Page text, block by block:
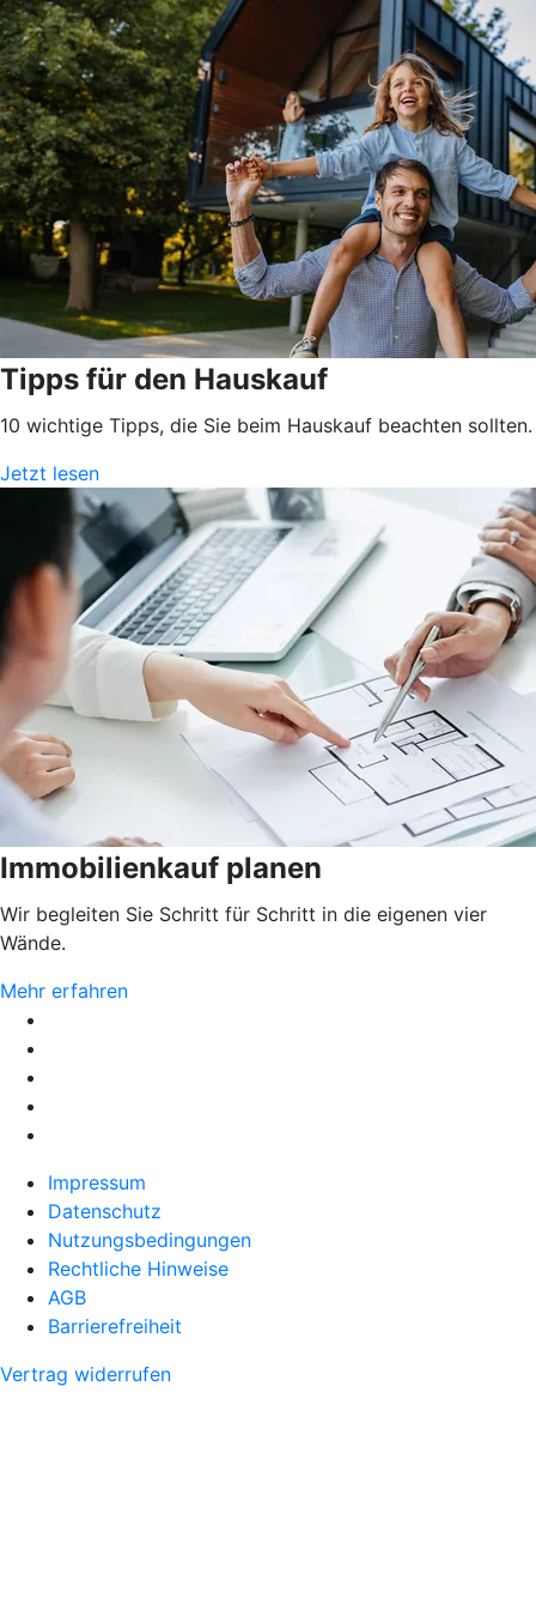
Tipps für den Hauskauf
10 wichtige Tipps, die Sie beim Hauskauf beachten sollten.
Jetzt lesen
Immobilienkauf planen
Wir begleiten Sie Schritt für Schritt in die eigenen vier
Wände.
Mehr erfahren
Impressum
Datenschutz
Nutzungsbedingungen
Rechtliche Hinweise
AGB
Barrierefreiheit
Vertrag widerrufen